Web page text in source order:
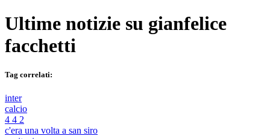
Ultime notizie su gianfelice
facchetti
Tag correlati:
inter
calcio
4 4 2
c'era una volta a san siro